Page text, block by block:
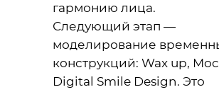
гармонию лица.
Следующий этап —
моделирование
конструкций: Wax up,
Digital Smile Design. Это